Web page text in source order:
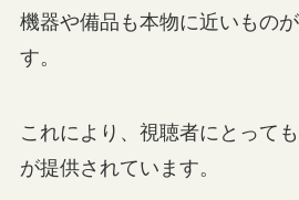
機器や備品も本物に近いもの
す。
これにより、視聴者にとって
が提供されています。